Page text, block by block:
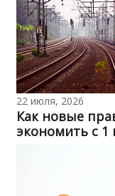
22 июля, 2026
Как новые
экономить с